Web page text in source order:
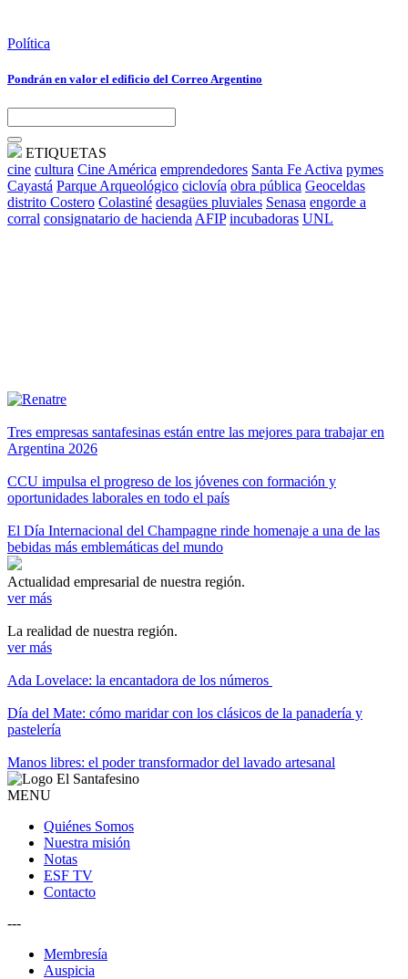
Política
Pondrán en valor el edificio del Correo Argentino
ETIQUETAS
cine cultura Cine América emprendedores Santa Fe Activa pymes
Cayastá Parque Arqueológico ciclovía obra pública Geoceldas
distrito Costero Colastiné desagües pluviales Senasa engorde a
corral consignatario de hacienda AFIP incubadoras UNL
Tres empresas santafesinas están entre las mejores para trabajar en
Argentina 2026
CCU impulsa el progreso de los jóvenes con formación y
oportunidades laborales en todo el país
El Día Internacional del Champagne rinde homenaje a una de las
bebidas más emblemáticas del mundo
Actualidad empresarial de nuestra región.
ver más
La realidad de nuestra región.
ver más
Ada Lovelace: la encantadora de los números
Día del Mate: cómo maridar con los clásicos de la panadería y
pastelería
Manos libres: el poder transformador del lavado artesanal
MENU
Quiénes Somos
Nuestra misión
Notas
ESF TV
Contacto
---
Membresía
Auspicia